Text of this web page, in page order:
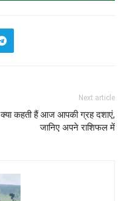
Next article
क्या कहती हैं आज आपकी ग्रह दशाएं,
जानिए अपने राशिफल में